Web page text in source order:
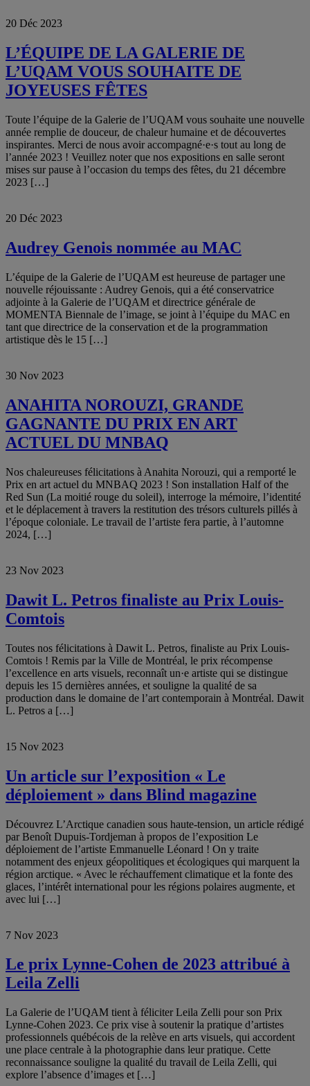
20 Déc 2023
L’ÉQUIPE DE LA GALERIE DE
L’UQAM VOUS SOUHAITE DE
JOYEUSES FÊTES
Toute l’équipe de la Galerie de l’UQAM vous souhaite une nouvelle
année remplie de douceur, de chaleur humaine et de découvertes
inspirantes. Merci de nous avoir accompagné·e·s tout au long de
l’année 2023 ! Veuillez noter que nos expositions en salle seront
mises sur pause à l’occasion du temps des fêtes, du 21 décembre
2023 […]
20 Déc 2023
Audrey Genois nommée au MAC
L’équipe de la Galerie de l’UQAM est heureuse de partager une
nouvelle réjouissante : Audrey Genois, qui a été conservatrice
adjointe à la Galerie de l’UQAM et directrice générale de
MOMENTA Biennale de l’image, se joint à l’équipe du MAC en
tant que directrice de la conservation et de la programmation
artistique dès le 15 […]
30 Nov 2023
ANAHITA NOROUZI, GRANDE
GAGNANTE DU PRIX EN ART
ACTUEL DU MNBAQ
Nos chaleureuses félicitations à Anahita Norouzi, qui a remporté le
Prix en art actuel du MNBAQ 2023 ! Son installation Half of the
Red Sun (La moitié rouge du soleil), interroge la mémoire, l’identité
et le déplacement à travers la restitution des trésors culturels pillés à
l’époque coloniale. Le travail de l’artiste fera partie, à l’automne
2024, […]
23 Nov 2023
Dawit L. Petros finaliste au Prix Louis-
Comtois
Toutes nos félicitations à Dawit L. Petros, finaliste au Prix Louis-
Comtois ! Remis par la Ville de Montréal, le prix récompense
l’excellence en arts visuels, reconnaît un·e artiste qui se distingue
depuis les 15 dernières années, et souligne la qualité de sa
production dans le domaine de l’art contemporain à Montréal. Dawit
L. Petros a […]
15 Nov 2023
Un article sur l’exposition « Le
déploiement » dans Blind magazine
Découvrez L’Arctique canadien sous haute-tension, un article rédigé
par Benoît Dupuis-Tordjeman à propos de l’exposition Le
déploiement de l’artiste Emmanuelle Léonard ! On y traite
notamment des enjeux géopolitiques et écologiques qui marquent la
région arctique. « Avec le réchauffement climatique et la fonte des
glaces, l’intérêt international pour les régions polaires augmente, et
avec lui […]
7 Nov 2023
Le prix Lynne-Cohen de 2023 attribué à
Leila Zelli
La Galerie de l’UQAM tient à féliciter Leila Zelli pour son Prix
Lynne-Cohen 2023. Ce prix vise à soutenir la pratique d’artistes
professionnels québécois de la relève en arts visuels, qui accordent
une place centrale à la photographie dans leur pratique. Cette
reconnaissance souligne la qualité du travail de Leila Zelli, qui
explore l’absence d’images et […]